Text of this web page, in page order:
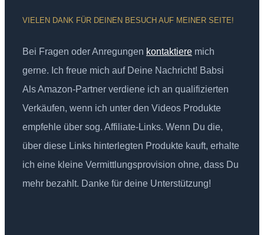
VIELEN DANK FÜR DEINEN BESUCH AUF MEINER SEITE!
Bei Fragen oder Anregungen kontaktiere mich
gerne. Ich freue mich auf Deine Nachricht! Babsi
Als Amazon-Partner verdiene ich an qualifizierten
Verkäufen, wenn ich unter den Videos Produkte
empfehle über sog. Affiliate-Links. Wenn Du die,
über diese Links hinterlegten Produkte kauft, erhalte
ich eine kleine Vermittlungsprovision ohne, dass Du
mehr bezahlt. Danke für deine Unterstützung!